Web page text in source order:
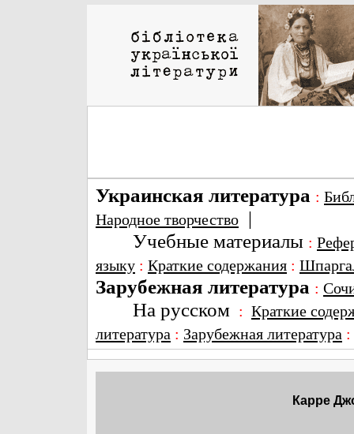
Украинская литература :
Народное творчество |
Учебные материалы :
языку : Краткие содержания :
Зарубежная литература :
На русском : Краткие
литература : Зарубежная литература
Карре